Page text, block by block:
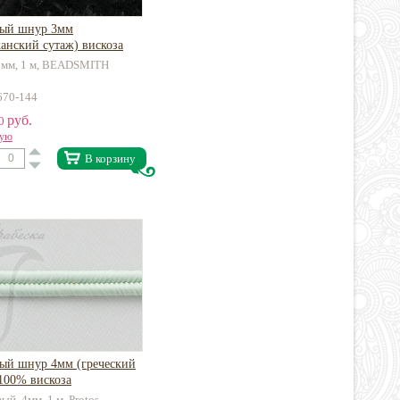
шнур 3мм
сутаж) вискоза
1 м, BEADSMITH
144
руб.
В корзину
шнур 4мм (греческий
вискоза